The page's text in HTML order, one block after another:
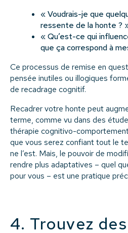
« Voudrais-je que
ressente de la honte ?
« Qu’est-ce qui
que ça correspond à
Ce processus de remise en
pensée inutiles ou illogiques
de recadrage cognitif.
Recadrer votre honte peut
terme, comme vu dans des
thérapie cognitivo-
que vous serez confiant tout le
ne l’est. Mais, le pouvoir de
rendre plus adaptatives – quel
pour vous – est une pratique
4. Trouvez